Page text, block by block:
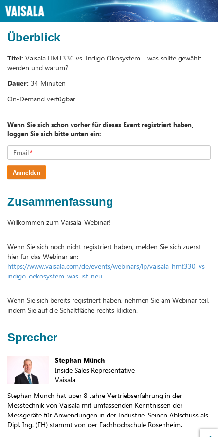
Überblick
Titel: Vaisala HMT330 vs. Indigo Ökosystem – was sollte gewählt
werden und warum?
Dauer: 34 Minuten
On-Demand verfügbar
Wenn Sie sich schon vorher für dieses Event registriert haben,
loggen Sie sich bitte unten ein:
Email*
Anmelden
Zusammenfassung
Willkommen zum Vaisala-Webinar!
Wenn Sie sich noch nicht registriert haben, melden Sie sich zuerst
hier für das Webinar an:
https://www.vaisala.com/de/events/webinars/lp/vaisala-hmt330-vs-
indigo-oekosystem-was-ist-neu
Wenn Sie sich bereits registriert haben, nehmen Sie am Webinar teil,
indem Sie auf die Schaltfläche rechts klicken.
Sprecher
Stephan Münch
Inside Sales Representative
Vaisala
Stephan Münch hat über 8 Jahre Vertriebserfahrung in der
Messtechnik von Vaisala mit umfassenden Kenntnissen der
Messgeräte für Anwendungen in der Industrie. Seinen Ablschuss als
Dipl. Ing. (FH) stammt von der Fachhochschule Rosenheim.